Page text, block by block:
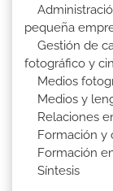
pequeña
Gestión de
fotográfico y
Medios
Medios y
Relaciones
Formación y
Formación
Síntesis